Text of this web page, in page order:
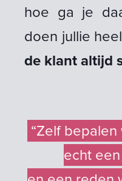
hoe ga je
doen jullie
de klant altijd
“Zelf
echt